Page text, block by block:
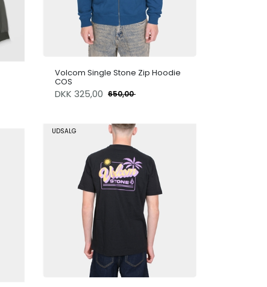
Volcom Single Stone Zip Hoodie
COS
DKK 325,00 650,00
UDSALG